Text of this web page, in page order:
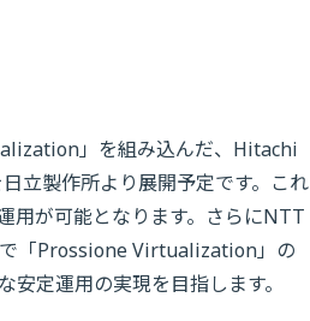
」を組み込んだ、Hitachi
立製作所より展開予定です。これ
用が可能となります。さらにNTT
で「Prossione Virtualization」の
定運用の実現を目指します。